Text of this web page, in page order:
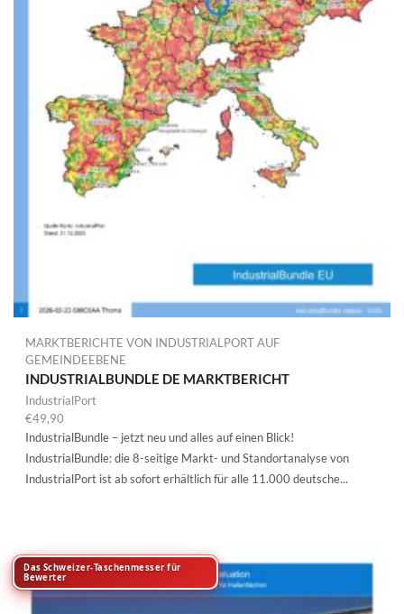
MARKTBERICHTE VON INDUSTRIALPORT AUF
GEMEINDEEBENE
INDUSTRIALBUNDLE DE MARKTBERICHT
IndustrialPort
€49,90
IndustrialBundle – jetzt neu und alles auf einen Blick!
IndustrialBundle: die 8-seitige Markt- und Standortanalyse von
IndustrialPort ist ab sofort erhältlich für alle 11.000 deutsche...